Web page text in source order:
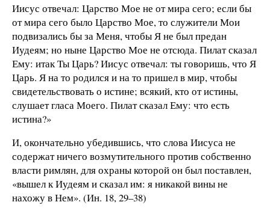
Иисус отвечал: Царство Мое не от мира сего; если бы
от мира сего было Царство Мое, то служители Мои
подвизались бы за Меня, чтобы Я не был предан
Иудеям; но ныне Царство Мое не отсюда. Пилат сказал
Ему: итак Ты Царь? Иисус отвечал: ты говоришь, что Я
Царь. Я на то родился и на то пришел в мир, чтобы
свидетельствовать о истине; всякий, кто от истины,
слушает гласа Моего. Пилат сказал Ему: что есть
истина?»
И, окончательно убедившись, что слова Иисуса не
содержат ничего возмутительного против собственно
власти римлян, для охраны которой он был поставлен,
«вышел к Иудеям и сказал им: я никакой вины не
нахожу в Нем». (Ин. 18, 29–38)